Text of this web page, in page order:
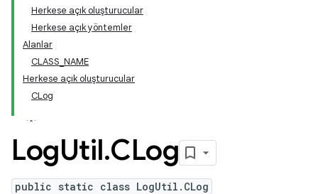
Herkese açık oluşturucular
Herkese açık yöntemler
Alanlar
CLASS_NAME
Herkese açık oluşturucular
CLog
LogUtil.CLog
public static class LogUtil.CLog